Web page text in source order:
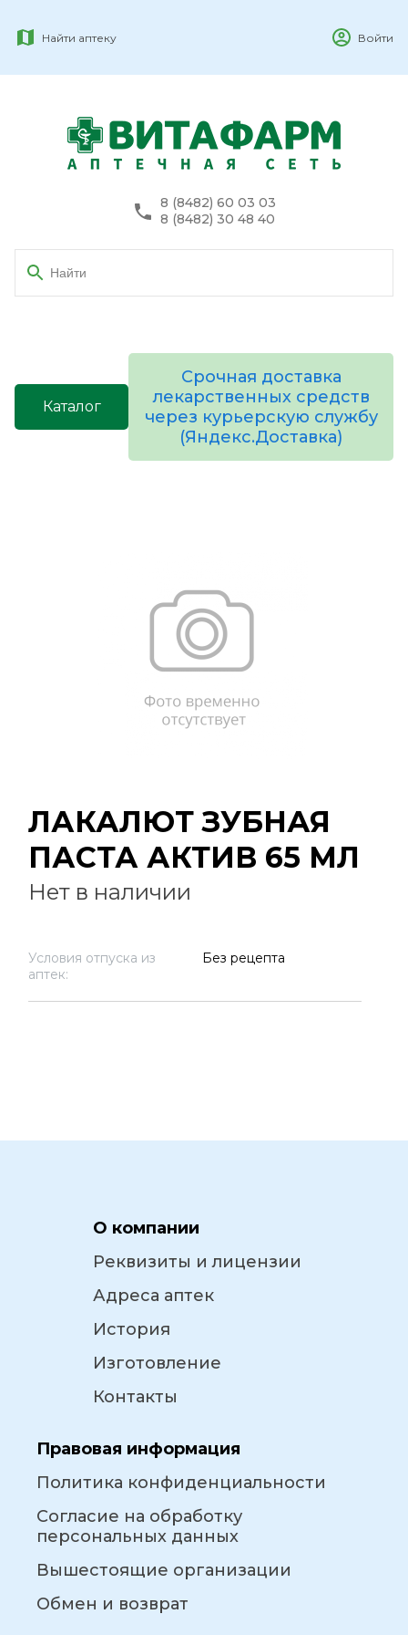
Найти аптеку Войти
8 (8482) 60 03 03
8 (8482) 30 48 40
Каталог
Срочная доставка
лекарственных средств
через курьерскую службу
(Яндекс.Доставка)
ЛАКАЛЮТ ЗУБНАЯ
ПАСТА АКТИВ 65 МЛ
Нет в наличии
Условия отпуска из
аптек:
Без рецепта
О компании
Реквизиты и лицензии
Адреса аптек
История
Изготовление
Контакты
Правовая информация
Политика конфиденциальности
Согласие на обработку
персональных данных
Вышестоящие организации
Обмен и возврат